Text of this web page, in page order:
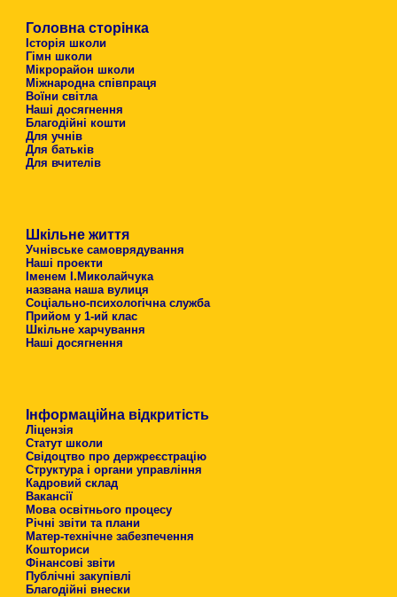
Головна сторінка
Історія школи
Гімн школи
Мікрорайон школи
Міжнародна співпраця
Воїни світла
Наші досягнення
Благодійні кошти
Для учнів
Для батьків
Для вчителів
Шкільне життя
Учнівське самоврядування
Наші проекти
Іменем І.Миколайчука
названа наша вулиця
Соціально-психологічна служба
Прийом у 1-ий клас
Шкільне харчування
Наші досягнення
Інформаційна відкритість
Ліцензія
Статут школи
Свідоцтво про держреєстрацію
Структура і органи управління
Кадровий склад
Вакансії
Мова освітнього процесу
Річні звіти та плани
Матер-технічне забезпечення
Кошториси
Фінансові звіти
Публічні закупівлі
Благодійні внески